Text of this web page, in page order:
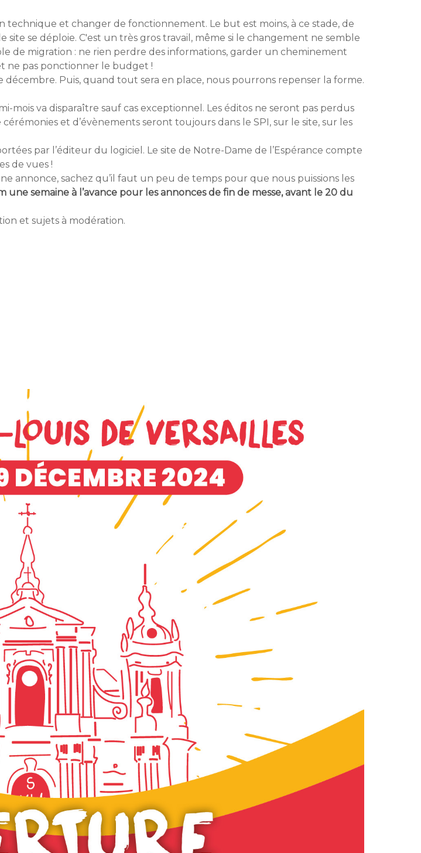
et changer de fonctionnement. Le but est moins, à ce stade, de
se déploie. C'est un très gros travail, même si le changement ne semble
de migration : ne rien perdre des informations, garder un cheminement
ne pas ponctionner le budget !
Puis, quand tout sera en place, nous pourrons repenser la forme.
va disparaître sauf cas exceptionnel. Les éditos ne seront pas perdus
et d’évènements seront toujours dans le SPI, sur le site, sur les
par l’éditeur du logiciel. Le site de Notre-Dame de l’Espérance compte
de vues !
annonce, sachez qu’il faut un peu de temps pour que nous puissions les
une semaine à l’avance pour les annonces de fin de messe, avant le 20 du
et sujets à modération.